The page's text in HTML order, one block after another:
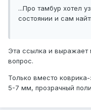
...Про тамбур хотел
состоянии и сам
Эта ссылка и выражает
вопрос.
Только вместо
5-7 мм, прозрачный